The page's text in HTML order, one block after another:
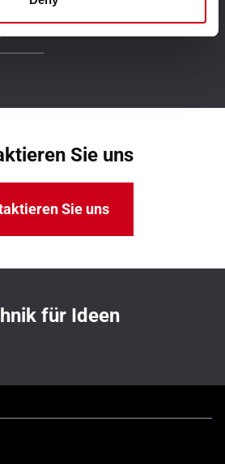
sind Sie auch
Sie uns
Sie uns
für Ideen